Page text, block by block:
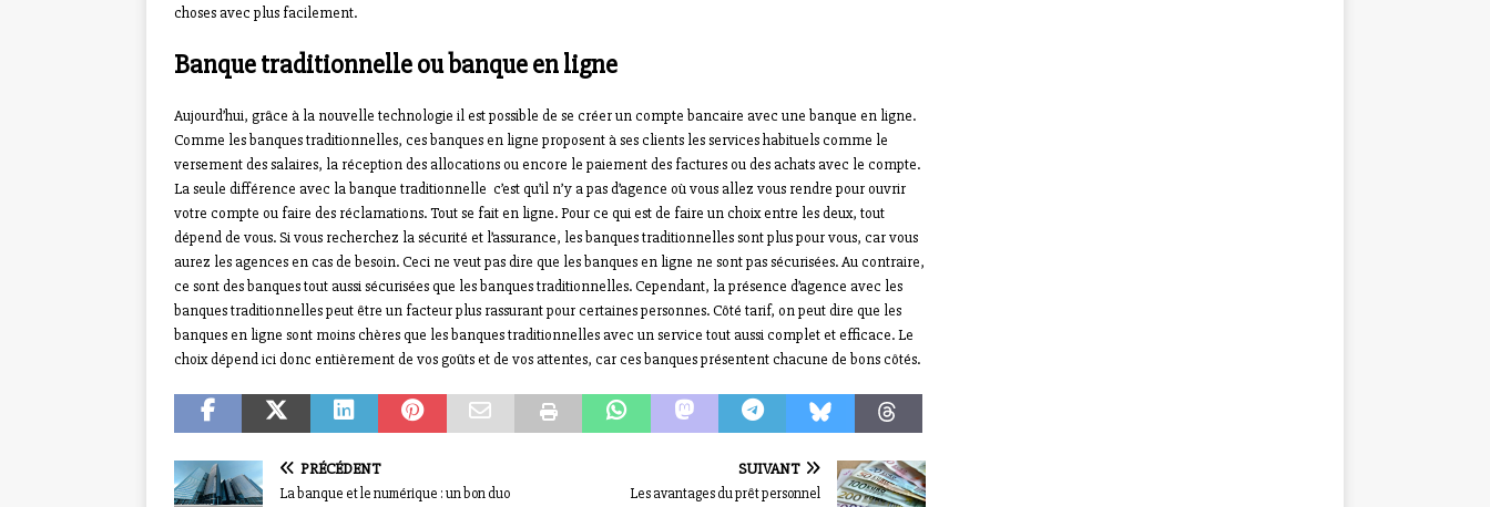
choses avec plus facilement.
Banque traditionnelle ou banque en ligne
Aujourd’hui, grâce à la nouvelle technologie il est possible de se créer un compte bancaire avec une banque en ligne.
Comme les banques traditionnelles, ces banques en ligne proposent à ses clients les services habituels comme le
versement des salaires, la réception des allocations ou encore le paiement des factures ou des achats avec le compte.
La seule différence avec la banque traditionnelle c’est qu’il n’y a pas d’agence où vous allez vous rendre pour ouvrir
votre compte ou faire des réclamations. Tout se fait en ligne. Pour ce qui est de faire un choix entre les deux, tout
dépend de vous. Si vous recherchez la sécurité et l’assurance, les banques traditionnelles sont plus pour vous, car vous
aurez les agences en cas de besoin. Ceci ne veut pas dire que les banques en ligne ne sont pas sécurisées. Au contraire,
ce sont des banques tout aussi sécurisées que les banques traditionnelles. Cependant, la présence d’agence avec les
banques traditionnelles peut être un facteur plus rassurant pour certaines personnes. Côté tarif, on peut dire que les
banques en ligne sont moins chères que les banques traditionnelles avec un service tout aussi complet et efficace. Le
choix dépend ici donc entièrement de vos goûts et de vos attentes, car ces banques présentent chacune de bons côtés.
PRÉCÉDENT
La banque et le numérique : un bon duo
SUIVANT
Les avantages du prêt personnel